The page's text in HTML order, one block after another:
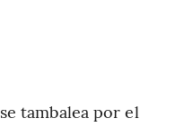
tambalea por el